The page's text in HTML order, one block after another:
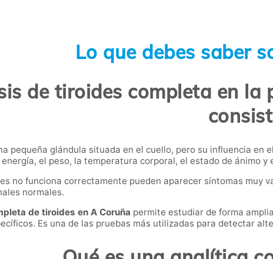
Lo que debes saber
de tiroides completa en la
pequeña glándula situada en el cuello, pero su influencia en
el peso, la temperatura corporal, el estado de ánimo y
no funciona correctamente pueden aparecer síntomas muy
normales.
de tiroides en A Coruña permite estudiar de forma
Es una de las pruebas más utilizadas para detectar